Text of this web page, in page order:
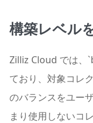
構築レベル
Zilliz Cloud では、
ており、対象コレ
のバランスをユー
まり使用しないコ